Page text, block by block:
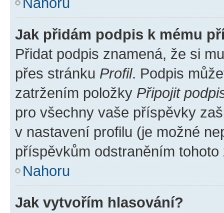
Jak přidám podpis k mému
Přidat podpis znamená, že si
přes stránku Profil. Podpis
zatržením položky Připojit
pro všechny vaše příspěvky
v nastavení profilu (je možné
příspěvkům odstraněním
Nahoru
Jak vytvořím hlasování?